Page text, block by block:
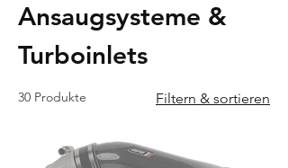
Ansaugsysteme &
Turboinlets
30 Produkte Filtern & sortieren